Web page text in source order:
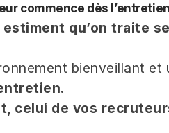
commence dès l’entretien
qu’on traite
bienveillant
.
celui de vos